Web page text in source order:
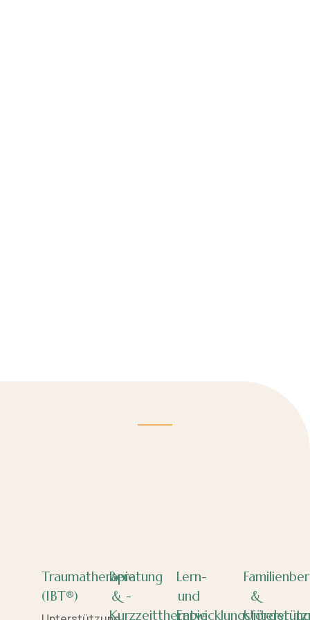
Traumatherapie
(IBT®)
Beratung
& -
Kurzzeittherapie
Lern-
und
Entwicklungsförderung
&